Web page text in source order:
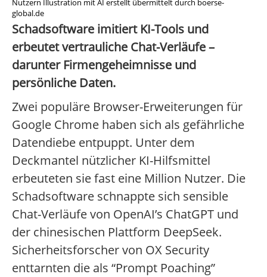
Nutzern Illustration mit AI erstellt übermittelt durch boerse-
global.de
Schadsoftware imitiert KI-Tools und
erbeutet vertrauliche Chat-Verläufe –
darunter Firmengeheimnisse und
persönliche Daten.
Zwei populäre Browser-Erweiterungen für
Google Chrome haben sich als gefährliche
Datendiebe entpuppt. Unter dem
Deckmantel nützlicher KI-Hilfsmittel
erbeuteten sie fast eine Million Nutzer. Die
Schadsoftware schnappte sich sensible
Chat-Verläufe von OpenAI’s ChatGPT und
der chinesischen Plattform DeepSeek.
Sicherheitsforscher von OX Security
enttarnten die als “Prompt Poaching”